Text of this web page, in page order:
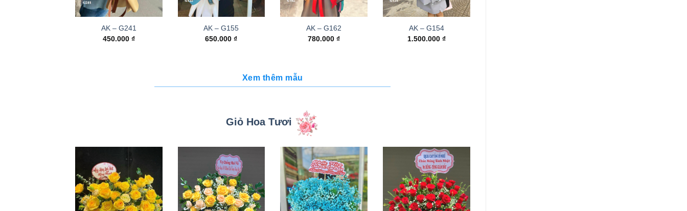
AK – G241
450.000 ₫
AK – G155
650.000₫
AK – G162
780.000₫
AK – G154
1.500.000 ₫
Xem thêm mẫu
Giỏ Hoa Tươi